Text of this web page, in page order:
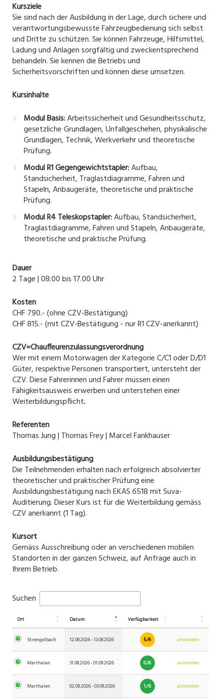
Kursziele
Sie sind nach der Ausbildung in der Lage, durch sichere und
verantwortungsbewusste Fahrzeugbedienung sich selbst
und Dritte zu schützen. Sie können Fahrzeuge, Hilfsmittel,
Ladung und Anlagen sorgfältig und zweckentsprechend
behandeln. Sie kennen die Betriebs und
Sicherheitsvorschriften und können diese umsetzen.
Kursinhalte
Modul Basis:Arbeitssicherheit und Gesundheitsschutz,
gesetzliche Grundlagen, Unfallgeschehen, physikalische
Grundlagen, Technik, Werkverkehr und theoretische
Prüfung.
Modul R1 Gegengewichtstapler:Aufbau,
Standsicherheit, Traglastdiagramme, Fahren und
Stapeln, Anbaugeräte, theoretische und praktische
Prüfung.
Modul R4 Teleskopstapler:Aufbau, Standsicherheit,
Traglastdiagramme, Fahren und Stapeln, Anbaugeräte,
theoretische und praktische Prüfung.
Dauer
2 Tage | 08.00 bis 17.00 Uhr
Kosten
CHF 790.- (ohne CZV-Bestätigung)
CHF 815.- (mit CZV-Bestätigung - nur R1 CZV-anerkannt)
CZV=Chauffeurenzulassungsverordnung
Wer mit einem Motorwagen der Kategorie C/C1 oder D/D1
Güter, respektive Personen transportiert, untersteht der
CZV. Diese Fahrerinnen und Fahrer müssen einen
Fähigkeitsausweis erwerben und unterstehen einer
Weiterbildungspflicht.
Referenten
Thomas Jung | Thomas Frey | Marcel Fankhauser
Ausbildungsbestätigung
Die Teilnehmenden erhalten nach erfolgreich absolvierter
theoretischer und praktischer Prüfung eine
Ausbildungsbestätigung nach EKAS 6518 mit Suva-
Auditierung. Dieser Kurs ist für die Weiterbildung gemäss
CZV anerkannt (1 Tag).
Kursort
Gemäss Ausschreibung oder an verschiedenen mobilen
Standorten in der ganzen Schweiz, auf Anfrage auch in
Ihrem Betrieb.
Suchen
Ort Datum Verfügbarkeit
Strengelbach 12.08.2026 - 13.08.2026 5/6 anmelden
Marthalen 31.08.2026 - 01.09.2026 0/6 anmelden
Marthalen 02.09.2026 - 03.09.2026 1/6 anmelden